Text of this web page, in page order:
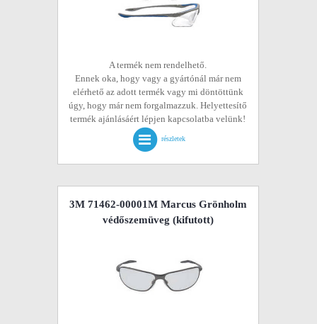
A termék nem rendelhető.
Ennek oka, hogy vagy a gyártónál már nem
elérhető az adott termék vagy mi döntöttünk
úgy, hogy már nem forgalmazzuk. Helyettesítő
termék ajánlásáért lépjen kapcsolatba velünk!
részletek
3M 71462-00001M Marcus Grönholm
védőszemüveg (kifutott)